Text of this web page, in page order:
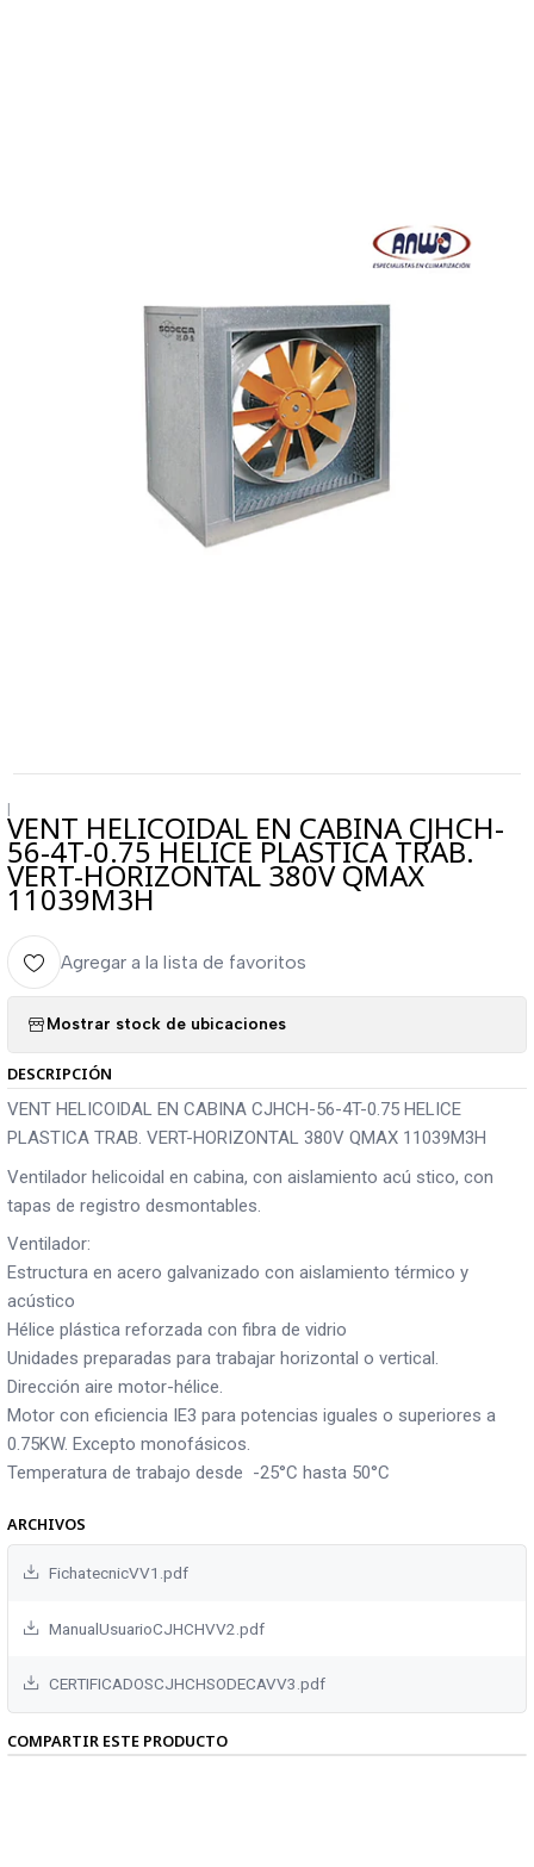
|VENT HELICOIDAL EN CABINA CJHCH-
56-4T-0.75 HELICE PLASTICA TRAB.
VERT-HORIZONTAL 380V QMAX
11039M3H
Agregar a la lista de favoritos
Mostrar stock de ubicaciones
DESCRIPCIÓN
VENT HELICOIDAL EN CABINA CJHCH-56-4T-0.75 HELICE
PLASTICA TRAB. VERT-HORIZONTAL 380V QMAX 11039M3H
Ventilador helicoidal en cabina, con aislamiento acú stico, con
tapas de registro desmontables.
Ventilador:
Estructura en acero galvanizado con aislamiento térmico y
acústico
Hélice plástica reforzada con fibra de vidrio
Unidades preparadas para trabajar horizontal o vertical.
Dirección aire motor-hélice.
Motor con eficiencia IE3 para potencias iguales o superiores a
0.75KW. Excepto monofásicos.
Temperatura de trabajo desde -25°C hasta 50°C
ARCHIVOS
FichatecnicVV1.pdf
ManualUsuarioCJHCHVV2.pdf
CERTIFICADOSCJHCHSODECAVV3.pdf
COMPARTIR ESTE PRODUCTO